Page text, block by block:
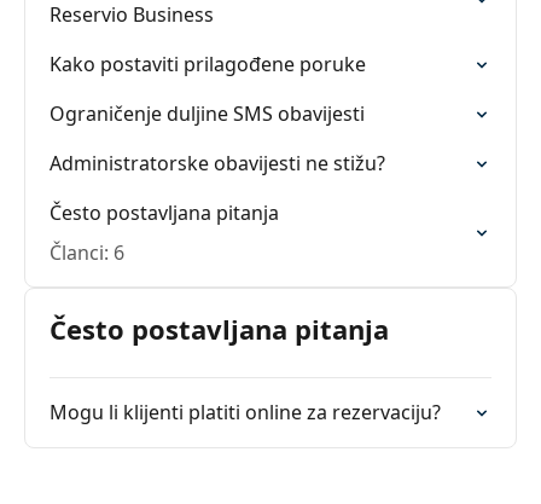
Reservio Business
Kako postaviti prilagođene poruke
Ograničenje duljine SMS obavijesti
Administratorske obavijesti ne stižu?
Često postavljana pitanja
Članci: 6
Često postavljana pitanja
Mogu li klijenti platiti online za rezervaciju?